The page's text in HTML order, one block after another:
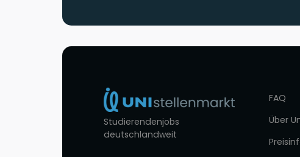
Studierendenjobs
deutschlandweit
FAQ
Über